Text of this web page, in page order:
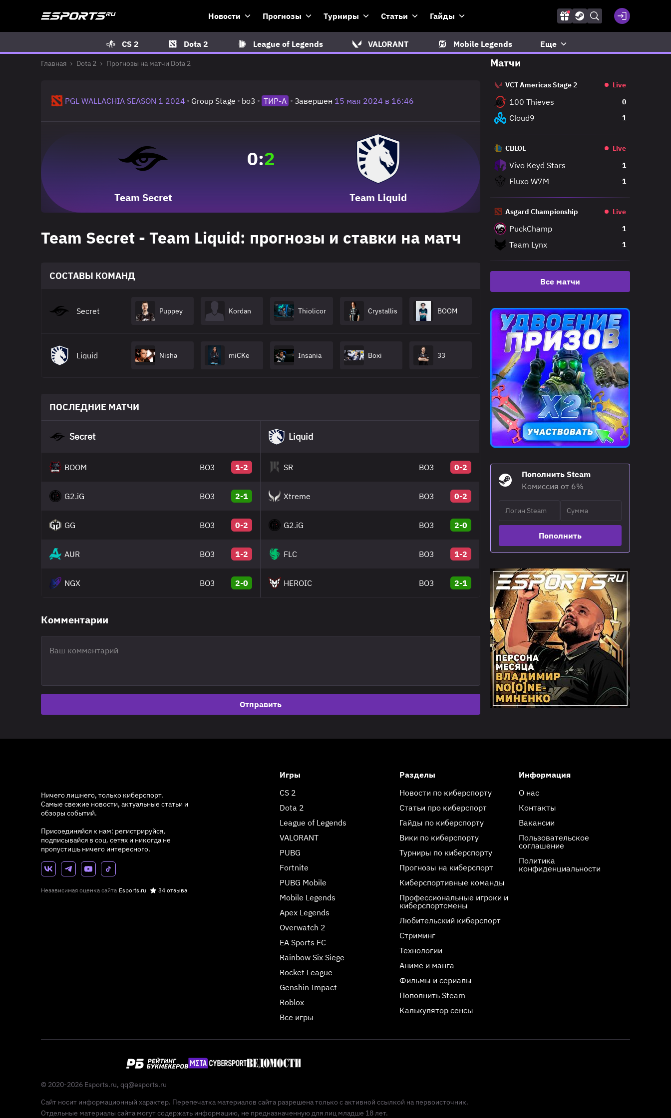
Новости Прогнозы Турниры Статьи Гайды
CS 2 Dota 2 League of Legends VALORANT Mobile Legends Еще
Главная Dota 2 Прогнозы на матчи Dota 2
PGL WALLACHIA SEASON 1 2024 Group Stage bo3 ТИР-A Завершен 15 мая 2024 в 16:46
Team Secret
0:2
Team Liquid
Team Secret - Team Liquid: прогнозы и ставки на матч
СОСТАВЫ КОМАНД
Secret Puppey Kordan Thiolicor Crystallis BOOM
Liquid Nisha miCKe Insania Boxi 33
ПОСЛЕДНИЕ МАТЧИ
Secret
BOOM BO3 1-2
G2.iG BO3 2-1
GG BO3 0-2
AUR BO3 1-2
NGX BO3 2-0
Liquid
SR BO3 0-2
Xtreme BO3 0-2
G2.iG BO3 2-0
FLC BO3 1-2
HEROIC BO3 2-1
Комментарии
Отправить
Матчи
VCT Americas Stage 2 Live
100 Thieves 0
Cloud9 1
CBLOL Live
Vivo Keyd Stars 1
Fluxo W7M 1
Asgard Championship Live
PuckChamp 1
Team Lynx 1
Все матчи
Пополнить Steam
Комиссия от 6%
Пополнить
Ничего лишнего, только киберспорт.
Самые свежие новости, актуальные статьи и
обзоры событий.
Присоединяйся к нам: регистрируйся,
подписывайся в соц. сетях и никогда не
пропустишь ничего интересного.
Независимая оценка сайта Esports.ru 34 отзыва
Игры
CS 2
Dota 2
League of Legends
VALORANT
PUBG
Fortnite
PUBG Mobile
Mobile Legends
Apex Legends
Overwatch 2
EA Sports FC
Rainbow Six Siege
Rocket League
Genshin Impact
Roblox
Все игры
Разделы
Новости по киберспорту
Статьи про киберспорт
Гайды по киберспорту
Вики по киберспорту
Турниры по киберспорту
Прогнозы на киберспорт
Киберспортивные команды
Профессиональные игроки и
киберспортсмены
Любительский киберспорт
Стриминг
Технологии
Аниме и манга
Фильмы и сериалы
Пополнить Steam
Калькулятор сенсы
Информация
О нас
Контакты
Вакансии
Пользовательское
соглашение
Политика
конфиденциальности
© 2020-2026 Esports.ru, qq@esports.ru
Сайт носит информационный характер. Перепечатка материалов сайта разрешена только с активной ссылкой на первоисточник.
Отдельные материалы сайта могут содержать информацию, не предназначенную для лиц младше 18 лет.